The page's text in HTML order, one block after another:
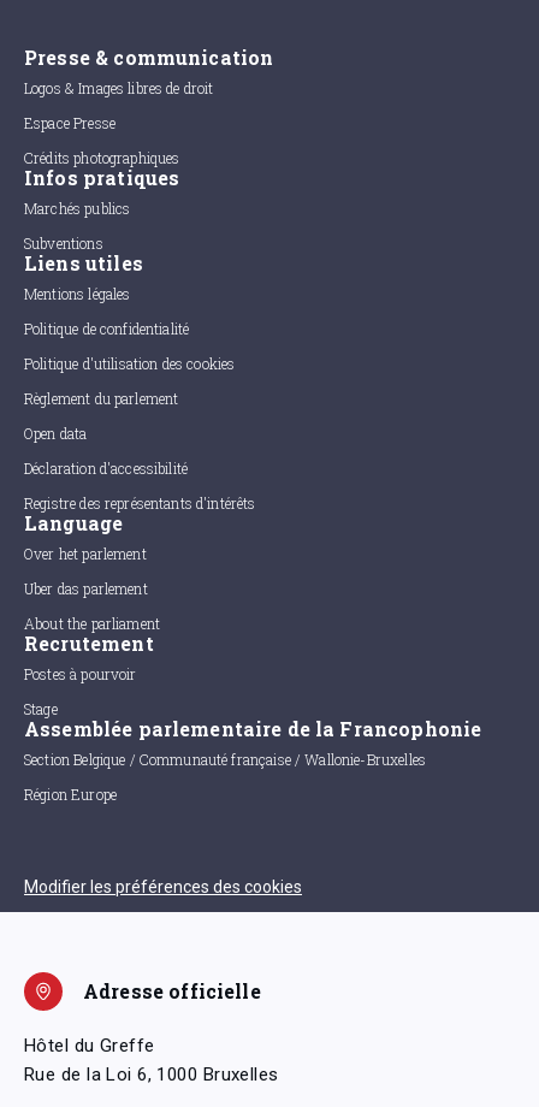
Presse & communication
Logos & Images libres de droit
Espace Presse
Crédits photographiques
Infos pratiques
Marchés publics
Subventions
Liens utiles
Mentions légales
Politique de confidentialité
Politique d'utilisation des cookies
Règlement du parlement
Open data
Déclaration d'accessibilité
Registre des représentants d'intérêts
Language
Over het parlement
Uber das parlement
About the parliament
Recrutement
Postes à pourvoir
Stage
Assemblée parlementaire de la Francophonie
Section Belgique / Communauté française / Wallonie-Bruxelles
Région Europe
Modifier les préférences des cookies
Adresse officielle
Hôtel du Greffe
Rue de la Loi 6, 1000 Bruxelles